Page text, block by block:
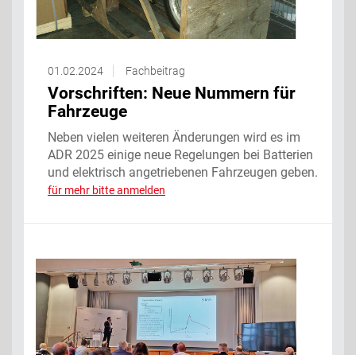
01.02.2024 Fachbeitrag
Vorschriften: Neue Nummern für
Fahrzeuge
Neben vielen weiteren Änderungen wird es im
ADR 2025 einige neue Regelungen bei Batterien
und elektrisch angetriebenen Fahrzeugen geben.
für mehr bitte anmelden